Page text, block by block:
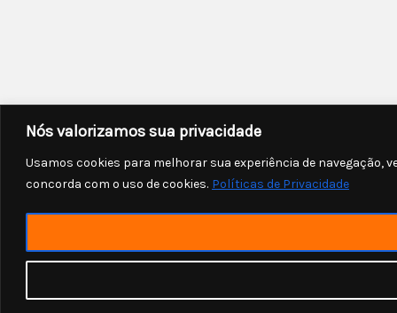
Nós valorizamos sua privacidade
Usamos cookies para melhorar sua experiência de navegação,
concorda com o uso de cookies. Políticas de Privacidade